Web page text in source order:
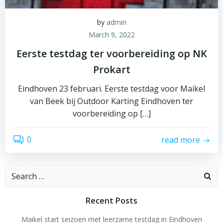
by admin
March 9, 2022
Eerste testdag ter voorbereiding op NK
Prokart
Eindhoven 23 februari. Eerste testdag voor Maikel
van Beek bij Outdoor Karting Eindhoven ter
voorbereiding op […]
0 read more
Search
Recent Posts
Maikel start seizoen met leerzame testdag in Eindhoven